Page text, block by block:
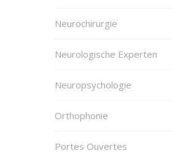
Neurochirurgie
Neurologische Experten
Neuropsychologie
Orthophonie
Portes Ouvertes